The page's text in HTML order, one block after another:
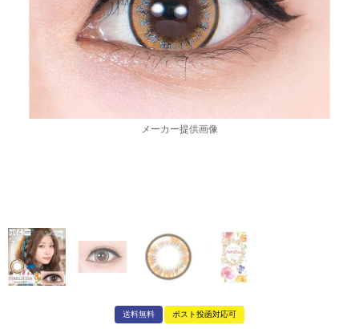
メーカー提供画像
送料無料 ポスト投函対応可